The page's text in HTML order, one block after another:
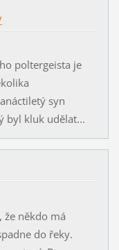
poltergeista je
syn
byl kluk udělat...
někdo má
do řeky.